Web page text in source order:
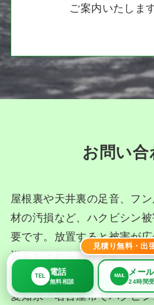
ご案内いたします
お問い合
屋根裏や天井裏の足音、フ
材の汚損など、ハクビシン
要です。放置すると被害が
返すおそれもあります。
愛知県・名古屋市でハクビ
見積り無料・出
TEL 電話
無料相談
MAIL メール
24時間